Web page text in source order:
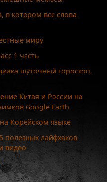
в котором все слова
миру
1 часть
шуточный гороскоп,
Китая и России на
Google Earth
Корейском языке
полезных лайфхаков
видео